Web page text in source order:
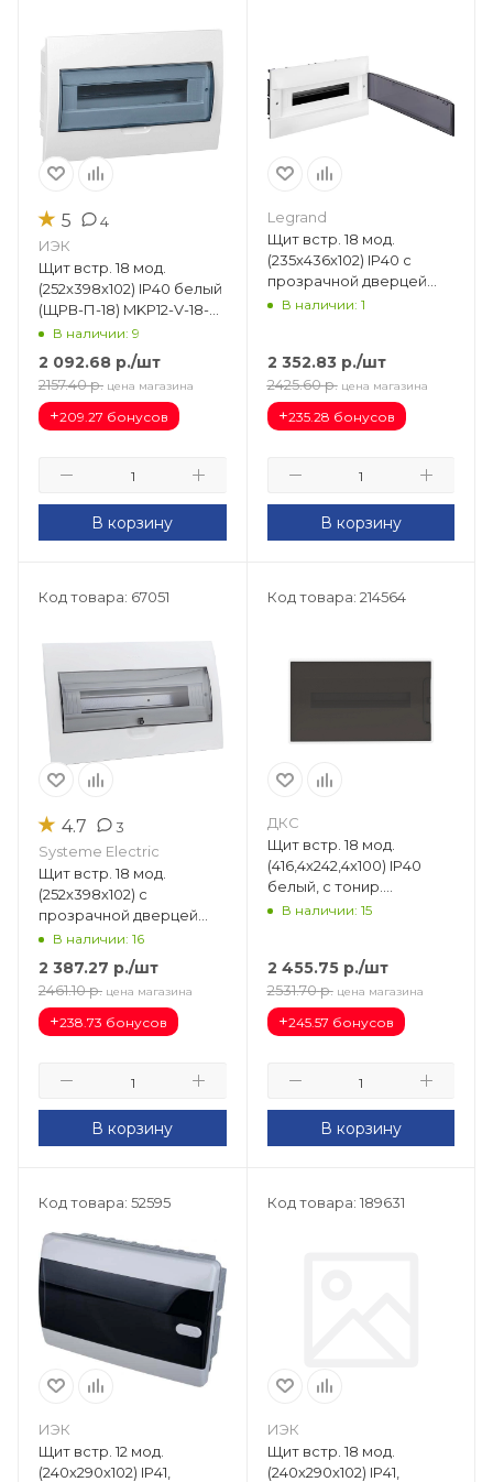
★ 5 4
ИЭК
Щит встр. 18 мод.
(252х398х102) IP40 белый
(ЩРВ-П-18) MKP12-V-18-
40-10
В наличии: 9
2 092.68 р./шт
2157.40 р. цена магазина
+209.27 бонусов
В корзину
Legrand
Щит встр. 18 мод.
(235х436х102) IP40 с
прозрачной дверцей
Practibox S 137556
В наличии: 1
2 352.83р./шт
2425.60 р. цена магазина
+235.28 бонусов
В корзину
Код товара: 67051
★ 4.7 3
Systeme Electric
Щит встр. 18 мод.
(252х398х102) с
прозрачной дверцей
City9 EZ9E118S2FRU
В наличии: 16
2 387.27 р./шт
2461.10 р. цена магазина
+238.73 бонусов
В корзину
Код товара: 214564
ДКС
Щит встр. 18 мод.
(416,4х242,4х100) IP40
белый, с тонир.
дверцей,с 2 шинами PEN
В наличии: 15
2 455.75р./шт
2531.70 р. цена магазина
+245.57 бонусов
В корзину
Код товара: 52595
ИЭК
Щит встр. 12 мод.
(240х290х102) IP41,
Код товара: 189631
ИЭК
Щит встр. 18 мод.
(240х290х102) IP41,